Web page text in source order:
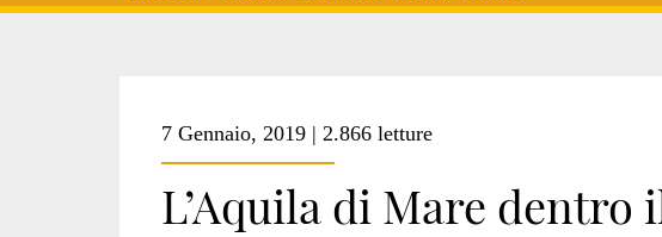
<span>aquila
7 Gennaio, 2019 | 2.866 letture
L’Aquila di Mare dentro